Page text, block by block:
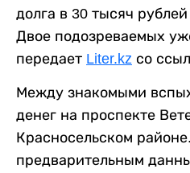
долга в 30 тысяч
Двое подозреваемых
передает Liter.kz со
Между знакомыми
денег на проспекте
Красносельском
предварительным